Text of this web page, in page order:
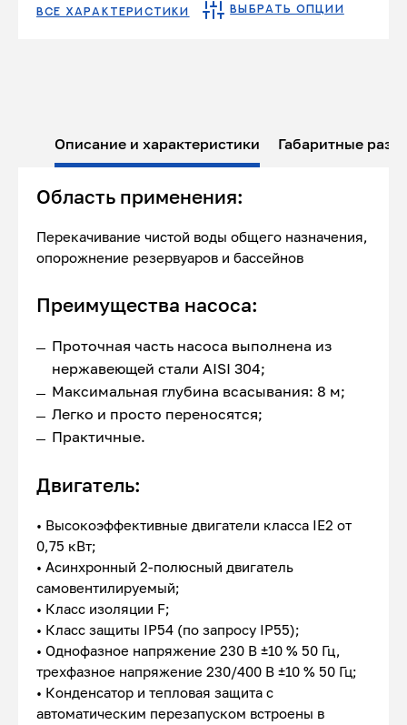
ВСЕ ХАРАКТЕРИСТИКИ ВЫБРАТЬ ОПЦИИ
Описание и характеристики Габаритные
Область применения:
Перекачивание чистой воды общего назначения,
опорожнение резервуаров и бассейнов
Преимущества насоса:
Проточная часть насоса выполнена из
нержавеющей стали AISI 304;
Максимальная глубина всасывания: 8 м;
Легко и просто переносятся;
Практичные.
Двигатель:
• Высокоэффективные двигатели класса IE2 от
0,75 кВт;
• Асинхронный 2-полюсный двигатель
самовентилируемый;
• Класс изоляции F;
• Класс защиты IP54 (по запросу IP55);
• Однофазное напряжение 230 В ±10 % 50 Гц,
трехфазное напряжение 230/400 В ±10 % 50 Гц;
• Конденсатор и тепловая защита с
автоматическим перезапуском встроены в